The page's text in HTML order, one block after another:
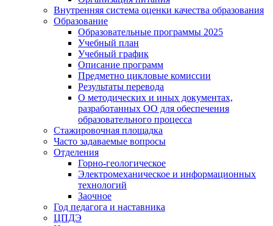
Внутренняя система оценки качества образования
Образование
Образовательные программы 2025
Учебный план
Учебный график
Описание программ
Предметно цикловые комиссии
Результаты перевода
О методических и иных документах,
разработанных ОО для обеспечения
образовательного процесса
Стажировочная площадка
Часто задаваемые вопросы
Отделения
Горно-геологическое
Электромеханическое и информационных
технологий
Заочное
Год педагога и наставника
ЦПДЭ